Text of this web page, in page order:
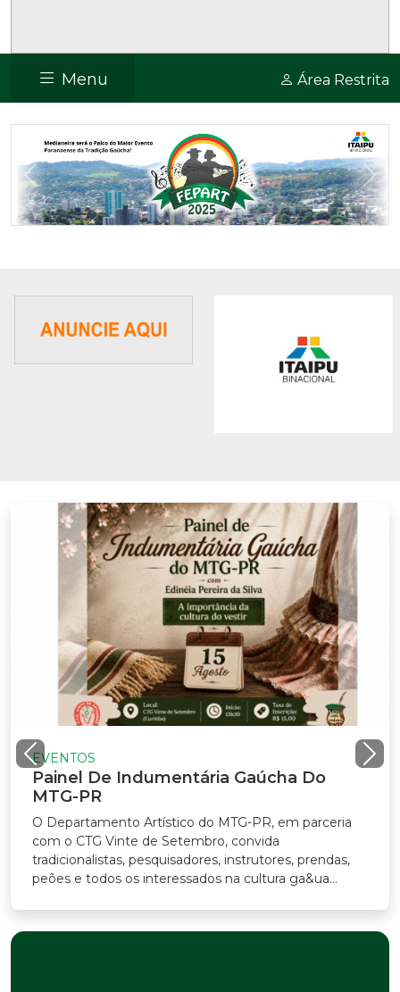
Menu Área Restrita
Previous
De Indumentária Gaúcha Do
Artístico do MTG-PR, em parceria
Vinte de Setembro, convida
pesquisadores, instrutores, prendas,
todos os interessados na cultura ga&ua...